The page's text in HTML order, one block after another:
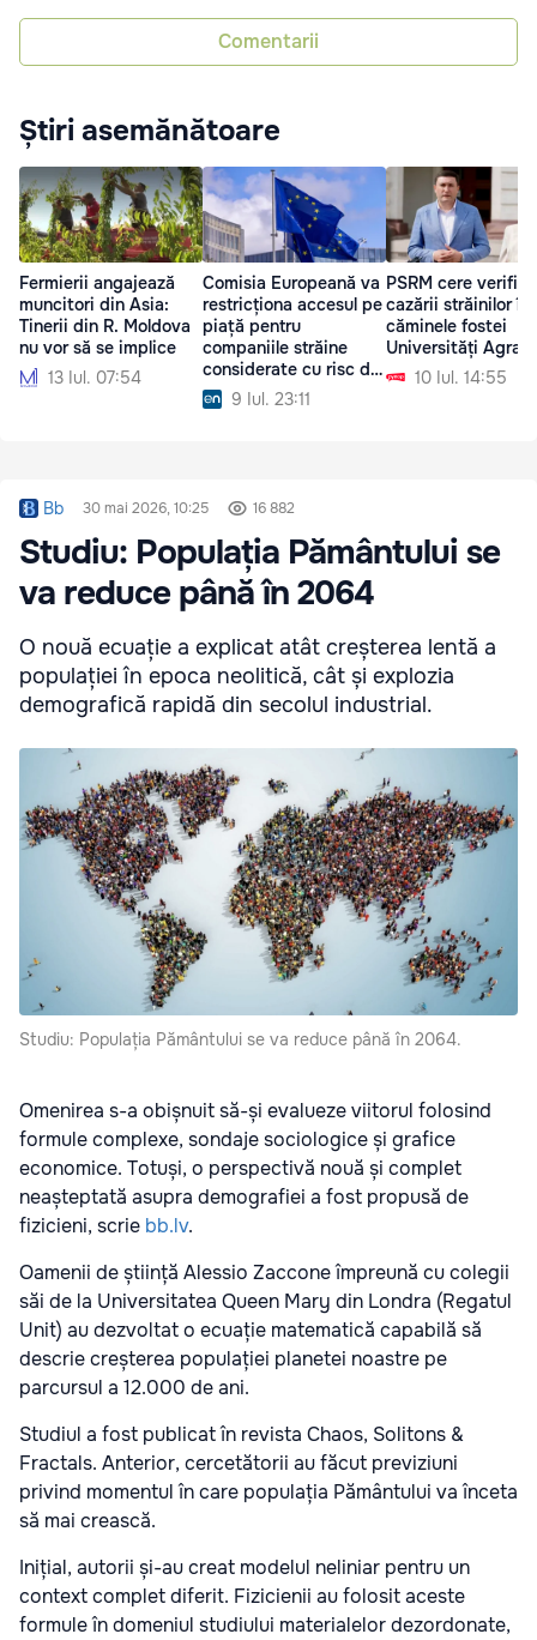
Comentarii
Știri asemănătoare
Fermierii angajează
muncitori din Asia:
Tinerii din R. Moldova
nu vor să se implice
13 Iul. 07:54
Comisia Europeană va
restricționa accesul pe
piață pentru
companiile străine
considerate cu risc de
interferență
9 Iul. 23:11
PSRM cere
cazării străinilor în
căminele fostei
Universități Agrare
10 Iul. 14:55
Bb 30 mai 2026, 10:25 16 882
Studiu: Populația Pământului se
va reduce până în 2064
O nouă ecuație a explicat atât creșterea lentă a
populației în epoca neolitică, cât și explozia
demografică rapidă din secolul industrial.
Studiu: Populația Pământului se va reduce până în 2064.
Omenirea s-a obișnuit să-și evalueze viitorul folosind
formule complexe, sondaje sociologice și grafice
economice. Totuși, o perspectivă nouă și complet
neașteptată asupra demografiei a fost propusă de
fizicieni, scrie bb.lv.
Oamenii de știință Alessio Zaccone împreună cu colegii
săi de la Universitatea Queen Mary din Londra (Regatul
Unit) au dezvoltat o ecuație matematică capabilă să
descrie creșterea populației planetei noastre pe
parcursul a 12.000 de ani.
Studiul a fost publicat în revista Chaos, Solitons &
Fractals. Anterior, cercetătorii au făcut previziuni
privind momentul în care populația Pământului va înceta
să mai crească.
Inițial, autorii și-au creat modelul neliniar pentru un
context complet diferit. Fizicienii au folosit aceste
formule în domeniul studiului materialelor dezordonate,